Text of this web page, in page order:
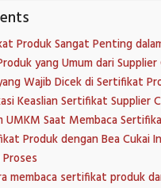
Produk Sangat Penting
yang Umum dari Supplier
Wajib Dicek di Sertifikat
Keaslian Sertifikat Supplier
UMKM Saat Membaca
Produk dengan Bea Cukai
membaca sertifikat produk